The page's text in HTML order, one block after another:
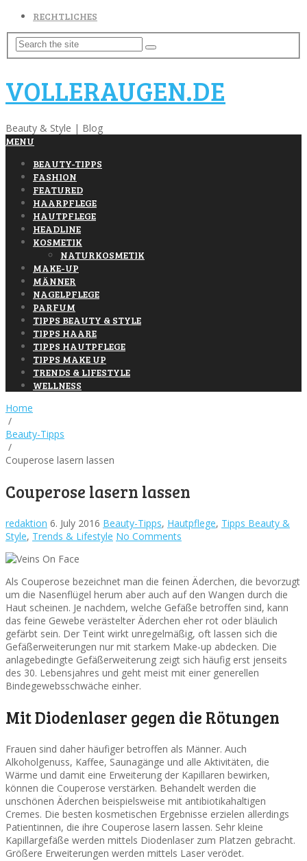
RECHTLICHES
VOLLERAUGEN.DE
Beauty & Style | Blog
MENU
BEAUTY-TIPPS
FASHION
FEATURED
HAARPFLEGE
HAUTPFLEGE
HEADLINE
KOSMETIK
NATURKOSMETIK
MAKE-UP
MÄNNER
NAGELPFLEGE
PARFUM
TIPPS BEAUTY & STYLE
TIPPS HAARE
TIPPS HAUTPFLEGE
TIPPS MAKE UP
TRENDS & LIFESTYLE
WELLNESS
Home
/
Beauty-Tipps
/
Couperose lasern lassen
Couperose lasern lassen
redaktion 6. July 2016 Beauty-Tipps, Hautpflege, Tipps Beauty &
Style, Trends & Lifestyle No Comments
Als Couperose bezeichnet man die feinen Äderchen, die bevorzugt
um die Nasenflügel herum aber auch auf den Wangen durch die
Haut scheinen. Je nachdem, welche Gefäße betroffen sind, kann
das feine Gewebe verästelter Äderchen eher rot oder bläulich
gefärbt sein. Der Teint wirkt unregelmäßig, oft lassen sich die
Gefäßerweiterungen nur mit starkem Make-up abdecken. Die
anlagebedingte Gefäßerweiterung zeigt sich häufig erst jenseits
des 30. Lebensjahres und geht meist mit einer generellen
Bindegewebsschwäche einher.
Mit Diodenlaser gegen die Rötungen
Frauen sind daher häufiger betroffen als Männer. Auch
Alkoholgenuss, Kaffee, Saunagänge und alle Aktivitäten, die
Wärme und damit eine Erweiterung der Kapillaren bewirken,
können die Couperose verstärken. Behandelt werden die
unschönen Äderchen beispielsweise mit antibiotikahaltigen
Cremes. Die besten kosmetischen Ergebnisse erzielen allerdings
Patientinnen, die ihre Couperose lasern lassen. Sehr kleine
Kapillargefäße werden mittels Diodenlaser zum Platzen gebracht.
Größere Erweiterungen werden mittels Laser verödet.